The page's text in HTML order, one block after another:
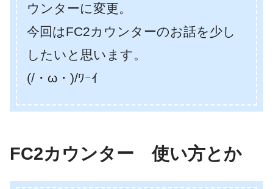
ウンターに変更。
今回はFC2カウンターのお話を少し
したいと思います。
(/・ω・)/ﾜｰｲ
FC2カウンター 使い方とか